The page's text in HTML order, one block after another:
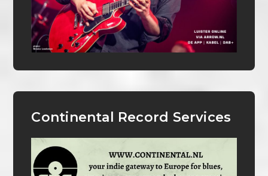
Continental Record Services